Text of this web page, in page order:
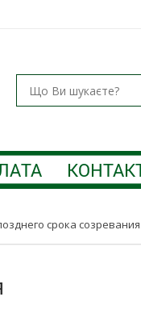
срока